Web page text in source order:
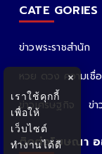
CATE GORIES
ข่าวพระราชสำนัก
หวย ดวง ความเชื่อ
ข่าวเศรษฐกิจ
ข่
ติดต่อโฆษณา อ
×
เราใช้คุกกี้
เพื่อให้
เว็บไซต์
ทำงานได้ดี